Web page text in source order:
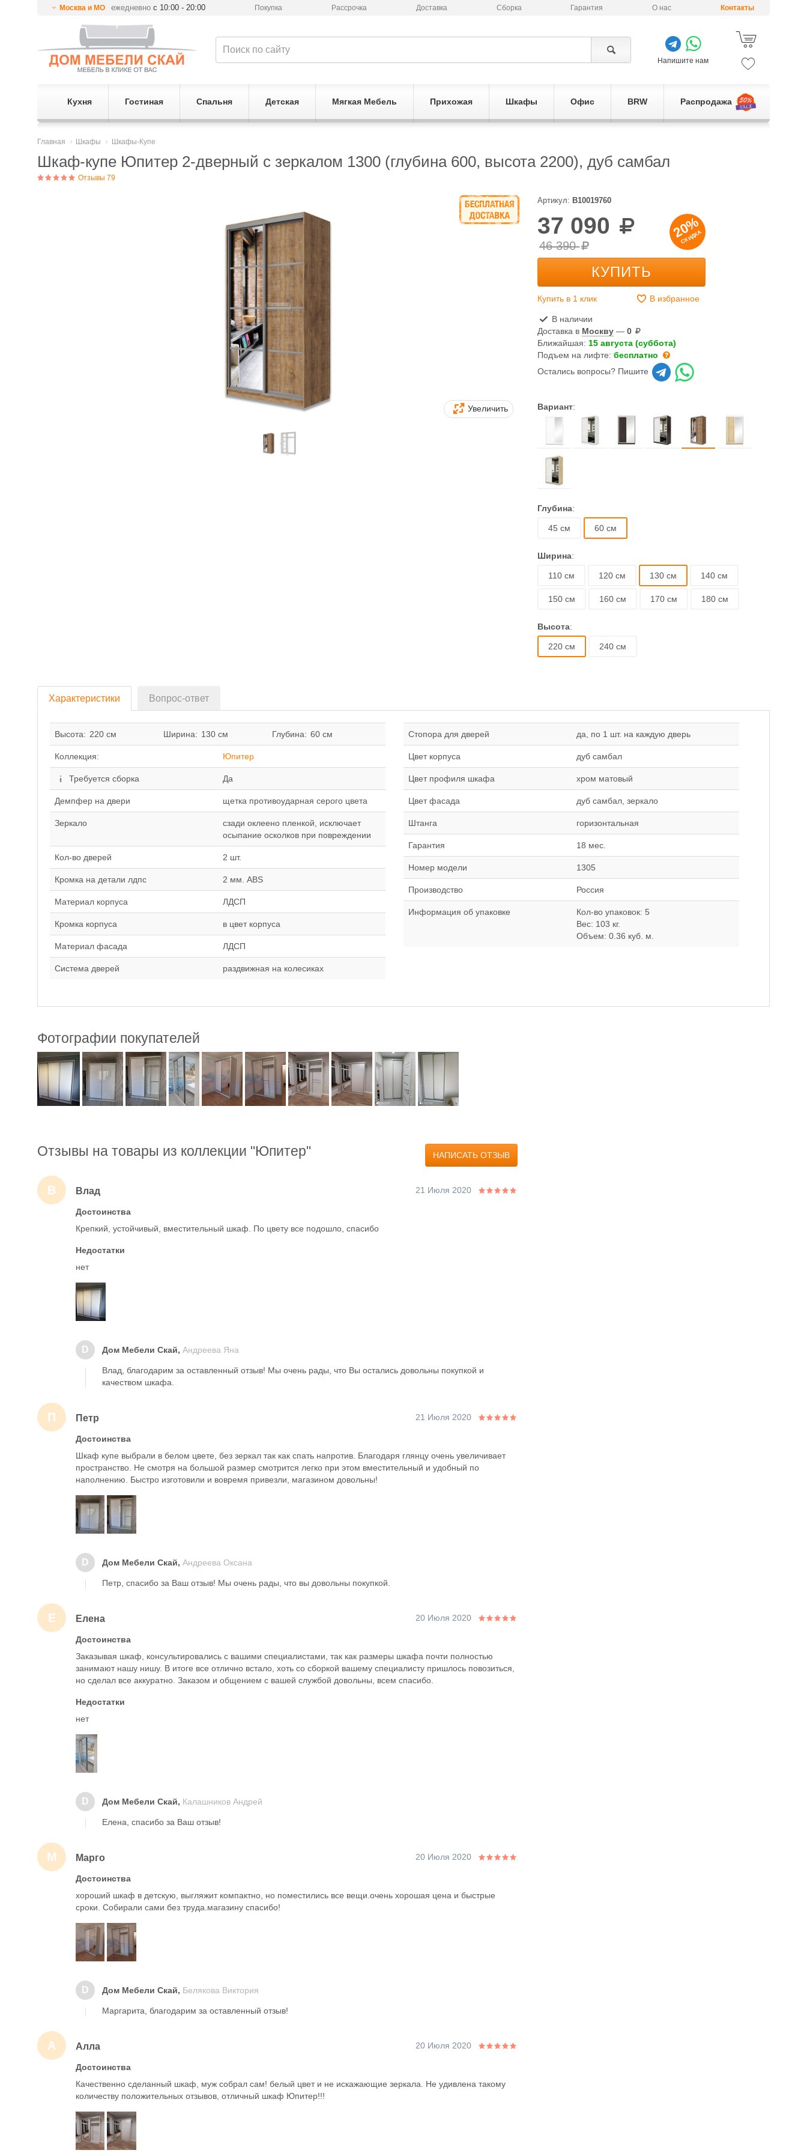
Москва и МО ежедневнос 10:00 - 20:00 Покупка Рассрочка Доставка Сборка Гарантия О нас Контакты
Напишите нам
Кухня Гостиная Спальня Детская Мягкая Мебель Прихожая Шкафы Офис BRW Распродажа
Главная Шкафы Шкафы-Купе
Шкаф-купе Юпитер 2-дверный с зеркалом 1300 (глубина 600, высота 2200), дуб самбал
Отзывы 79
Увеличить
Артикул: B10019760
37 090
46 390
20%
СКИДКА
КУПИТЬ
Купить в 1 клик В избранное
В наличии
Доставка в Москву —0
Ближайшая: 15 августа (суббота)
Подъем на лифте:бесплатно
Остались вопросы? Пишите
Вариант:
Глубина:
45 см 60 см
Ширина:
110 см 120 см 130 см 140 см
150 см 160 см 170 см 180 см
Высота:
220 см 240 см
Характеристики Вопрос-ответ
Высота: 220 см Ширина: 130 см Глубина: 60 см
Коллекция: Юпитер
Требуется сборка Да
Демпфер на двери щетка противоударная серого цвета
Зеркало
сзади оклеено пленкой, исключает
осыпание осколков при повреждении
Кол-во дверей 2 шт.
Кромка на детали лдпс 2 мм. ABS
Материал корпуса ЛДСП
Кромка корпуса в цвет корпуса
Материал фасада ЛДСП
Система дверей раздвижная на колесиках
Стопора для дверей да, по 1 шт. на каждую дверь
Цвет корпуса дуб самбал
Цвет профиля шкафа хром матовый
Цвет фасада дуб самбал, зеркало
Штанга горизонтальная
Гарантия 18 мес.
Номер модели 1305
Производство Россия
Информация об упаковке
Кол-во упаковок: 5
Вес: 103 кг.
Объем: 0.36 куб. м.
Фотографии покупателей
Отзывы на товары из коллекции "Юпитер" НАПИСАТЬ ОТЗЫВ
В Влад 21 Июля 2020
Достоинства
Крепкий, устойчивый, вместительный шкаф. По цвету все подошло, спасибо
Недостатки
нет
D Дом Мебели Скай, Андреева Яна
Влад, благодарим за оставленный отзыв! Мы очень рады, что Вы остались довольны покупкой и
качеством шкафа.
П Петр 21 Июля 2020
Достоинства
Шкаф купе выбрали в белом цвете, без зеркал так как спать напротив. Благодаря глянцу очень увеличивает
пространство. Не смотря на большой размер смотрится легко при этом вместительный и удобный по
наполнению. Быстро изготовили и вовремя привезли, магазином довольны!
D Дом Мебели Скай, Андреева Оксана
Петр, спасибо за Ваш отзыв! Мы очень рады, что вы довольны покупкой.
Е Елена 20 Июля 2020
Достоинства
Заказывая шкаф, консультировались с вашими специалистами, так как размеры шкафа почти полностью
занимают нашу нишу. В итоге все отлично встало, хоть со сборкой вашему специалисту пришлось повозиться,
но сделал все аккуратно. Заказом и общением с вашей службой довольны, всем спасибо.
Недостатки
нет
D Дом Мебели Скай, Калашников Андрей
Елена, спасибо за Ваш отзыв!
М Марго 20 Июля 2020
Достоинства
хороший шкаф в детскую, выгляжит компактно, но поместились все вещи.очень хорошая цена и быстрые
сроки. Собирали сами без труда.магазину спасибо!
D Дом Мебели Скай, Белякова Виктория
Маргарита, благодарим за оставленный отзыв!
А Алла 20 Июля 2020
Достоинства
Качественно сделанный шкаф, муж собрал сам! белый цвет и не искажающие зеркала. Не удивлена такому
количеству положительных отзывов, отличный шкаф Юпитер!!!